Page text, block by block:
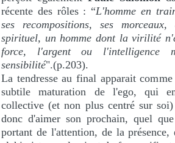
récente des rôles : “L'homme en
ses recompositions, ses
spirituel, un homme dont la virilité
force, l'argent ou l'intelligence
sensibilité".(p.203).
La tendresse au final apparait
subtile maturation de l'ego, qui
collective (et non plus centré sur
donc d'aimer son prochain, quel
portant de l'attention, de la présence,